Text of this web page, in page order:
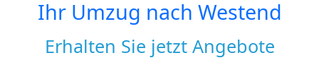
Ihr Umzug nach Westend
Erhalten Sie jetzt Angebote